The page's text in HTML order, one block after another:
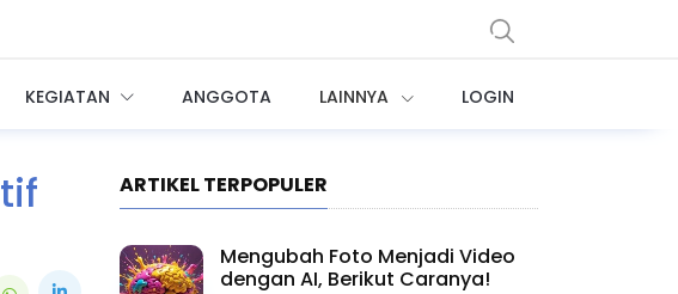
KEGIATAN ANGGOTA LAINNYA LOGIN
ARTIKEL TERPOPULER
Mengubah Foto Menjadi Video
dengan AI, Berikut Caranya!